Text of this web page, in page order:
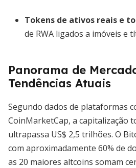
Tokens de ativos reais e
de RWA ligados a imóveis e
Panorama de
Tendências Atuais
Segundo dados de plataformas
CoinMarketCap, a capitalização
ultrapassa US$ 2,5 trilhões. O
com aproximadamente 60% de
as 20 maiores altcoins somam